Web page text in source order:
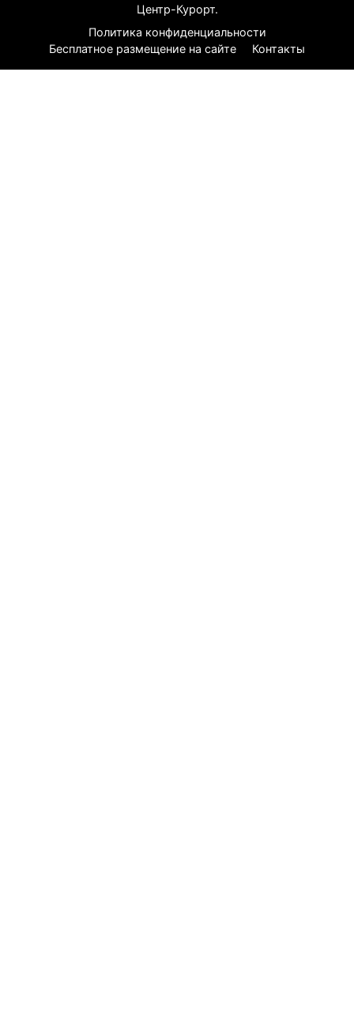
Центр-Курорт.
Политика конфиденциальности
Бесплатное размещение на сайте
Контакты